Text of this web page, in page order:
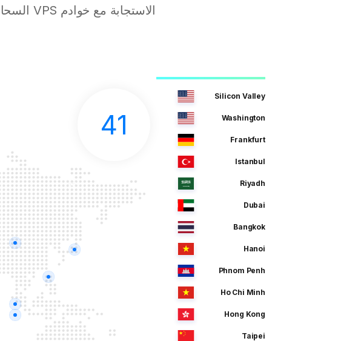
Silicon Valley
Washington
Frankfurt
Istanbul
Riyadh
Dubai
Bangkok
Hanoi
Phnom Penh
Ho Chi Minh
Hong Kong
Taipei
41